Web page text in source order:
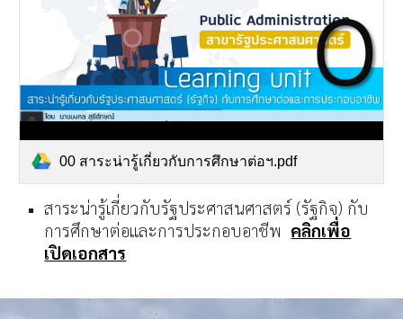
00 สาระน่ารู้เกี่ยวกับการศึกษาต่อฯ.pdf
สาระน่ารู้เกี่ยวกับรัฐประศาสนศาสตร์ (รัฐกิจ) กับ
การศึกษาต่อและการประกอบอาชีพ คลิกเพื่อ
เปิดเอกสาร